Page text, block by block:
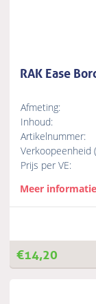
RAK Ease
Afmeting:
Inhoud:
Artikelnummer:
Verkoopeenheid
Prijs per VE:
Meer informatie
€14,20